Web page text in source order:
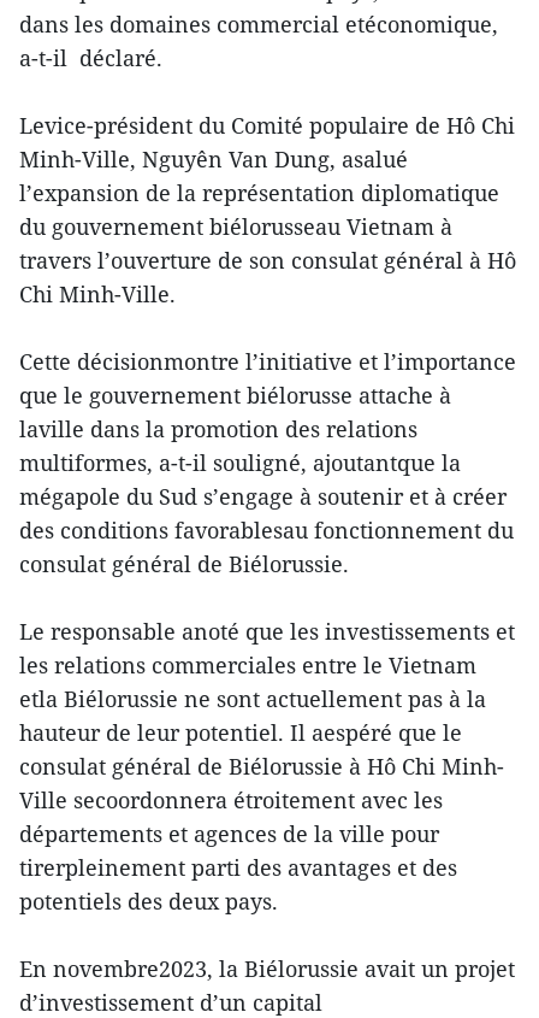
dans les domaines commercial etéconomique,
a-t-il déclaré.
Levice-président du Comité populaire de Hô Chi
Minh-Ville, Nguyên Van Dung, asalué
l’expansion de la représentation diplomatique
du gouvernement biélorusseau Vietnam à
travers l’ouverture de son consulat général à Hô
Chi Minh-Ville.
Cette décisionmontre l’initiative et l’importance
que le gouvernement biélorusse attache à
laville dans la promotion des relations
multiformes, a-t-il souligné, ajoutantque la
mégapole du Sud s’engage à soutenir et à créer
des conditions favorablesau fonctionnement du
consulat général de Biélorussie.
Le responsable anoté que les investissements et
les relations commerciales entre le Vietnam
etla Biélorussie ne sont actuellement pas à la
hauteur de leur potentiel. Il aespéré que le
consulat général de Biélorussie à Hô Chi Minh-
Ville secoordonnera étroitement avec les
départements et agences de la ville pour
tirerpleinement parti des avantages et des
potentiels des deux pays.
En novembre2023, la Biélorussie avait un projet
d’investissement d’un capital